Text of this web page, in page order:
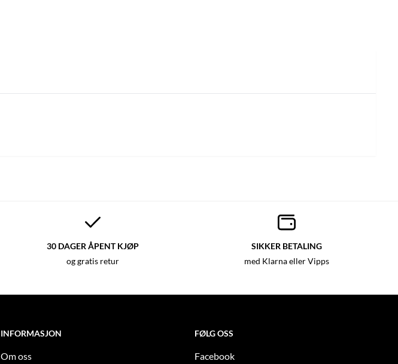
30 DAGER ÅPENT KJØP
og gratis retur
SIKKER BETALING
med Klarna eller Vipps
INFORMASJON
Om oss
FØLG OSS
Facebook